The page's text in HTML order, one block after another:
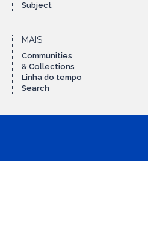
Subject
MAIS
Communities
& Collections
Linha do tempo
Search